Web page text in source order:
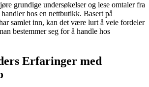
grundige undersøkelser og lese omtaler fra
hos en nettbutikk. Basert på
samlet inn, kan det være lurt å veie fordeler
bestemmer seg for å handle hos
Erfaringer med